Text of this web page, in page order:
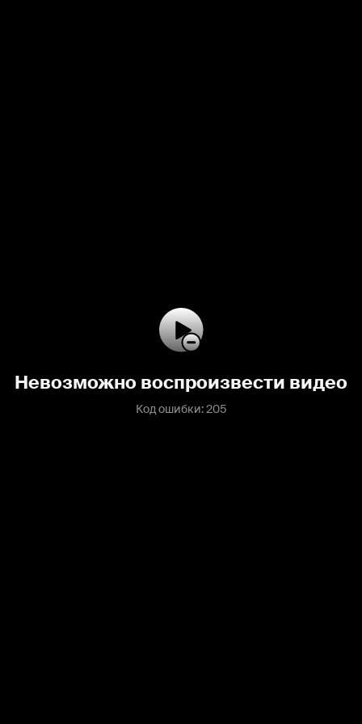
Невозможно воспроизвести видео
Код ошибки: 205